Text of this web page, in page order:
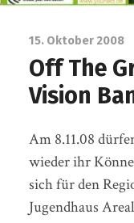
15. Oktober 2008
Off The
Vision
Am 8.11.08
wieder ihr
sich für den
Jugendhaus